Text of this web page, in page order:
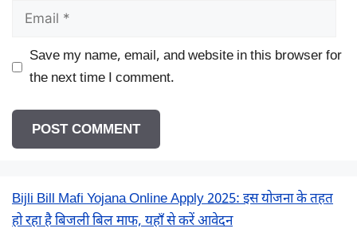
Email
Save my name, email, and website in this browser for
the next time I comment.
Bijli Bill Mafi Yojana Online Apply 2025: इस योजना के तहत
हो रहा है बिजली बिल माफ, यहाँ से करें आवेदन